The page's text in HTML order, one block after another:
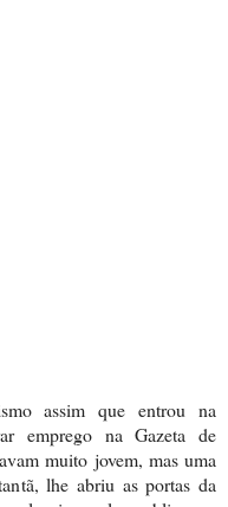
assim que entrou na
emprego na Gazeta de
muito jovem, mas uma
lhe abriu as portas da